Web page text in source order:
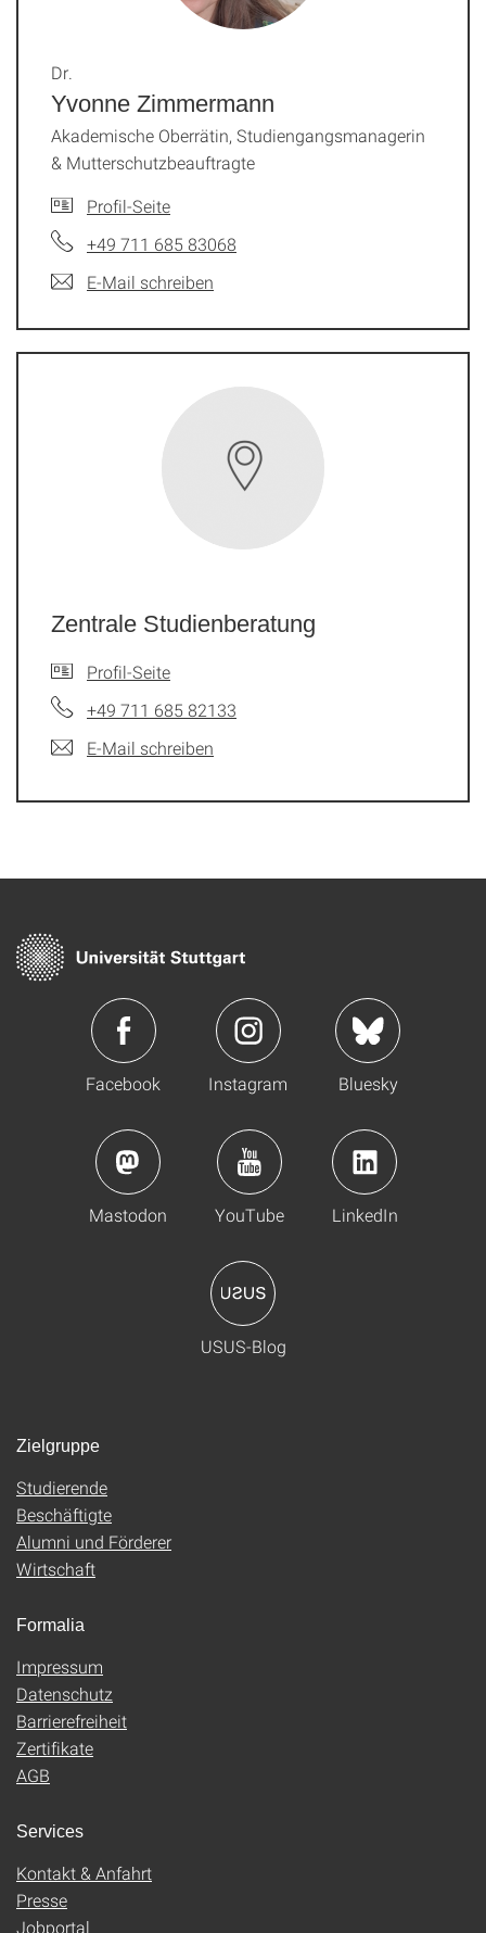
Yvonne Zimmermann
Dr.
Akademische Oberrätin, Studiengangsmanagerin
& Mutterschutzbeauftragte
Profil-Seite
+49 711 685 83068
E-Mail schreiben
Zentrale Studienberatung
Profil-Seite
+49 711 685 82133
E-Mail schreiben
Facebook Instagram Bluesky
Mastodon YouTube LinkedIn
USUS-Blog
Zielgruppe
Studierende
Beschäftigte
Alumni und Förderer
Wirtschaft
Formalia
Impressum
Datenschutz
Barrierefreiheit
Zertifikate
AGB
Services
Kontakt & Anfahrt
Presse
Jobportal